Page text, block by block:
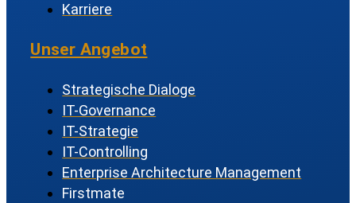
Karriere
Unser Angebot
Strategische Dialoge
IT-Governance
IT-Strategie
IT-Controlling
Enterprise Architecture Management
Firstmate